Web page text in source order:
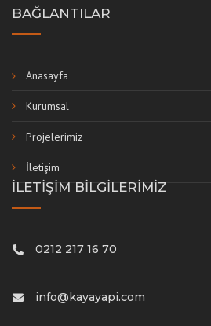
BAĞLANTILAR
Anasayfa
Kurumsal
Projelerimiz
İletişim
İLETİŞİM BİLGİLERİMİZ
0212 217 16 70
info@kayayapi.com